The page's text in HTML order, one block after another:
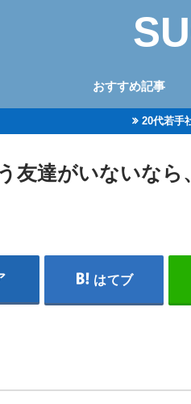
おすすめ記事
20代若手
友達がいないな
はてブ